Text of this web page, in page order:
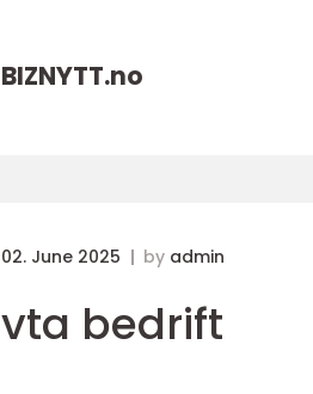
BIZNYTT.no
02. June 2025 by admin
vta bedrift